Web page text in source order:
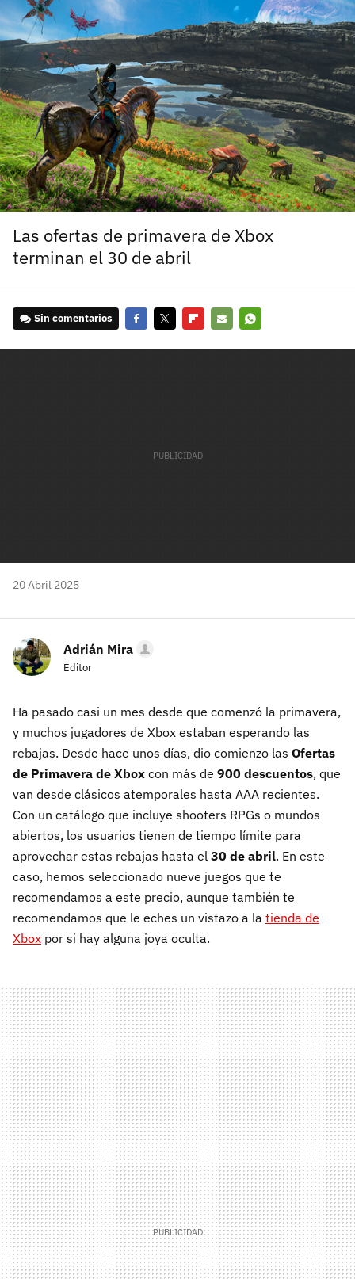
Las ofertas de primavera de Xbox
terminan el 30 de abril
Sin comentarios
20 Abril 2025
Adrián Mira
Editor
Ha pasado casi un mes desde que comenzó la primavera,
y muchos jugadores de Xbox estaban esperando las
rebajas. Desde hace unos días, dio comienzo las Ofertas
de Primavera de Xbox con más de 900 descuentos, que
van desde clásicos atemporales hasta AAA recientes.
Con un catálogo que incluye shooters RPGs o mundos
abiertos, los usuarios tienen de tiempo límite para
aprovechar estas rebajas hasta el 30 de abril. En este
caso, hemos seleccionado nueve juegos que te
recomendamos a este precio, aunque también te
recomendamos que le eches un vistazo a la tienda de
Xbox por si hay alguna joya oculta.
¿Todavía no tienes cuenta?
Regístrate gratis
El inicio de sesión con Facebook ya no está
disponible, pero puedes seguir usando tu cuenta
de 3DJuegos:
Recupera tu acceso con Facebook
carácter inicial), pero no mayúsculas, espacios, tildes
o caracteres especiales.
He leído y acepto la
politica de privacidad y
de participación
Registrarse en 3DJuegos
Entra con Google
¿Ya tienes cuenta?